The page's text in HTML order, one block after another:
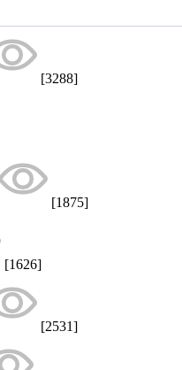
[3288]
[1875]
[1626]
[2531]